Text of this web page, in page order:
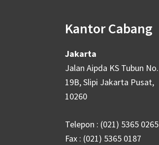
Kantor Cabang
Jakarta
Jalan Aipda KS Tubun No.
19B, Slipi Jakarta Pusat,
10260
Telepon : (021) 5365 0265
Fax : (021) 5365 0187